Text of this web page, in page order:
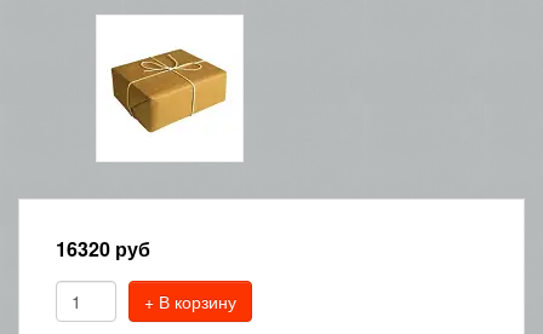
16320 руб
+ В корзину